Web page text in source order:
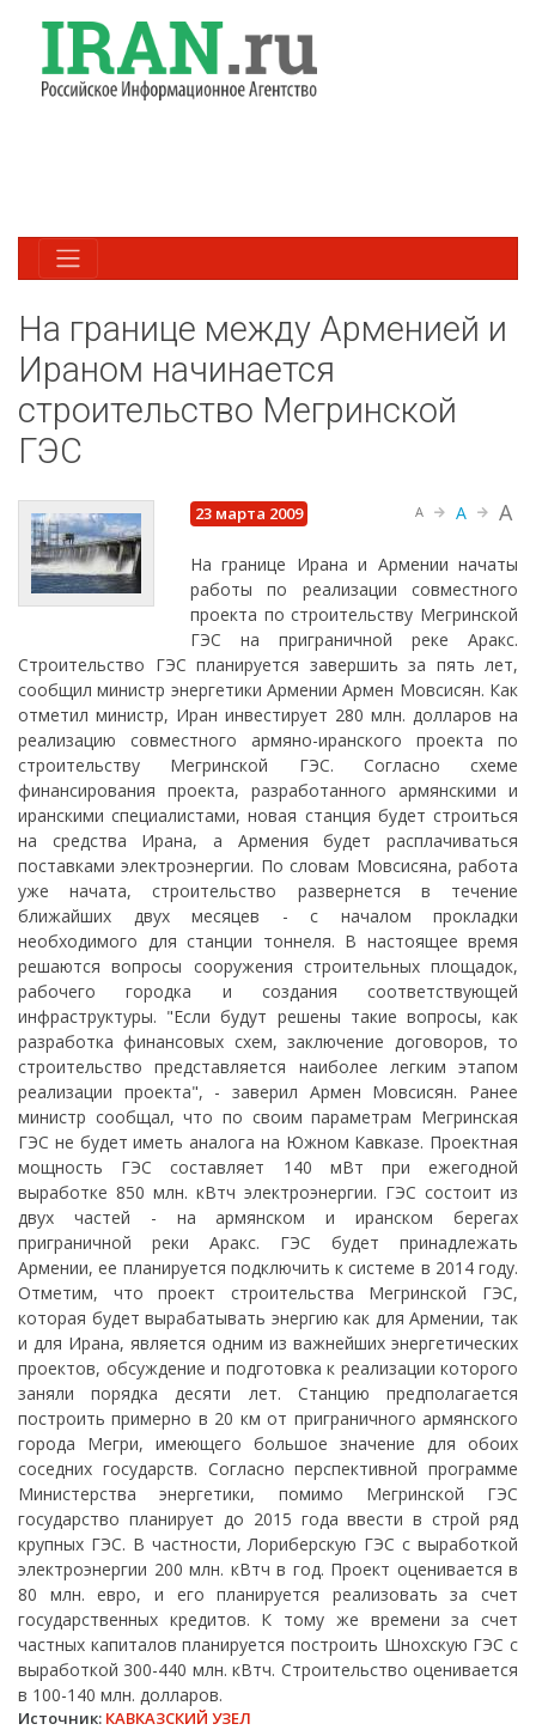
На границе между Арменией и
Ираном начинается
строительство Мегринской
ГЭС
23 марта 2009 A A A
На границе Ирана и Армении начаты
работы по реализации совместного
проекта по строительству Мегринской
ГЭС на приграничной реке Аракс.
Строительство ГЭС планируется завершить за пять лет,
сообщил министр энергетики Армении Армен Мовсисян. Как
отметил министр, Иран инвестирует 280 млн. долларов на
реализацию совместного армяно-иранского проекта по
строительству Мегринской ГЭС. Согласно схеме
финансирования проекта, разработанного армянскими и
иранскими специалистами, новая станция будет строиться
на средства Ирана, а Армения будет расплачиваться
поставками электроэнергии. По словам Мовсисяна, работа
уже начата, строительство развернется в течение
ближайших двух месяцев - с началом прокладки
необходимого для станции тоннеля. В настоящее время
решаются вопросы сооружения строительных площадок,
рабочего городка и создания соответствующей
инфраструктуры. "Если будут решены такие вопросы, как
разработка финансовых схем, заключение договоров, то
строительство представляется наиболее легким этапом
реализации проекта", - заверил Армен Мовсисян. Ранее
министр сообщал, что по своим параметрам Мегринская
ГЭС не будет иметь аналога на Южном Кавказе. Проектная
мощность ГЭС составляет 140 мВт при ежегодной
выработке 850 млн. кВтч электроэнергии. ГЭС состоит из
двух частей - на армянском и иранском берегах
приграничной реки Аракс. ГЭС будет принадлежать
Армении, ее планируется подключить к системе в 2014 году.
Отметим, что проект строительства Мегринской ГЭС,
которая будет вырабатывать энергию как для Армении, так
и для Ирана, является одним из важнейших энергетических
проектов, обсуждение и подготовка к реализации которого
заняли порядка десяти лет. Станцию предполагается
построить примерно в 20 км от приграничного армянского
города Мегри, имеющего большое значение для обоих
соседних государств. Согласно перспективной программе
Министерства энергетики, помимо Мегринской ГЭС
государство планирует до 2015 года ввести в строй ряд
крупных ГЭС. В частности, Лориберскую ГЭС с выработкой
электроэнергии 200 млн. кВтч в год. Проект оценивается в
80 млн. евро, и его планируется реализовать за счет
государственных кредитов. К тому же времени за счет
частных капиталов планируется построить Шнохскую ГЭС с
выработкой 300-440 млн. кВтч. Строительство оценивается
в 100-140 млн. долларов.
Источник: КАВКАЗСКИЙ УЗЕЛ